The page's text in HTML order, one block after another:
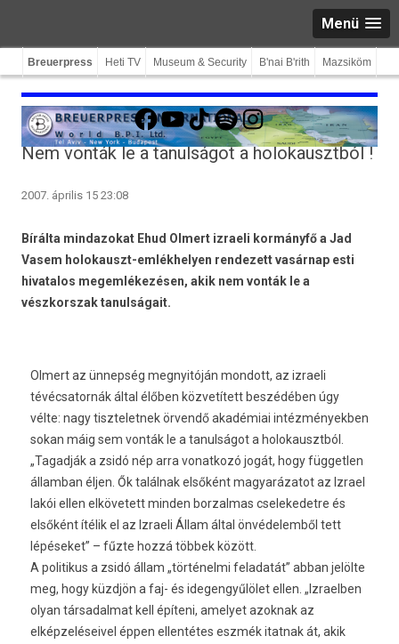
Menü
Breuerpress Heti TV Museum & Security B'nai B'rith Mazsiköm
Facebook
YouTube
TikTokSpotifyInstagram
Nem vonták le a tanulságot a holokausztból !
2007. április 15 23:08
Bírálta mindazokat Ehud Olmert izraeli kormányfő a Jad
Vasem holokauszt-emlékhelyen rendezett vasárnap esti
hivatalos megemlékezésen, akik nem vonták le a
vészkorszak tanulságait.
Olmert az ünnepség megnyitóján mondott, az izraeli
tévécsatornák által élőben közvetített beszédében úgy
vélte: nagy tiszteletnek örvendő akadémiai intézményekben
sokan máig sem vonták le a tanulságot a holokausztból.
„Tagadják a zsidó nép arra vonatkozó jogát, hogy független
államban éljen. Ők találnak elsőként magyarázatot az Izrael
lakói ellen elkövetett minden borzalmas cselekedetre és
elsőként ítélik el az Izraeli Állam által önvédelemből tett
lépéseket” – fűzte hozzá többek között.
A politikus a zsidó állam „történelmi feladatát” abban jelölte
meg, hogy küzdjön a faj- és idegengyűlölet ellen. „Izraelben
olyan társadalmat kell építeni, amelyet azoknak az
elképzeléseivel éppen ellentétes eszmék itatnak át, akik